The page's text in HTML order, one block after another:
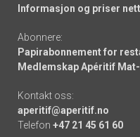
Informasjon og priser
Abonnere:
Papirabonnement for
Medlemskap Apéritif
Kontakt oss:
aperitif@aperitif.no
Telefon +47 21 45 61 60